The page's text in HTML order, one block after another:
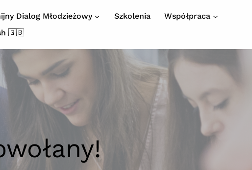
Dialog Młodzieżowy Szkolenia
Współpraca
🇬🇧